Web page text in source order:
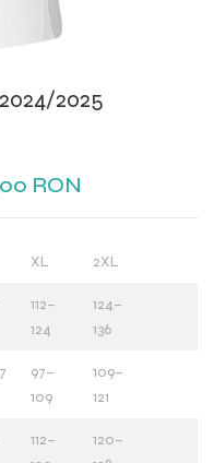
2025
RON
XL 2XL
112–
124
124–
136
97–
109
109–
121
112–
120–